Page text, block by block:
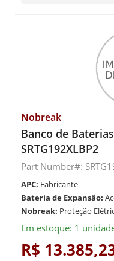
Nobreak
Banco de Baterias
SRTG192XLBP2
Part Number#:
APC: Fabricante
Bateria de Expansão:
Nobreak: Proteção
Em estoque: 1
R$